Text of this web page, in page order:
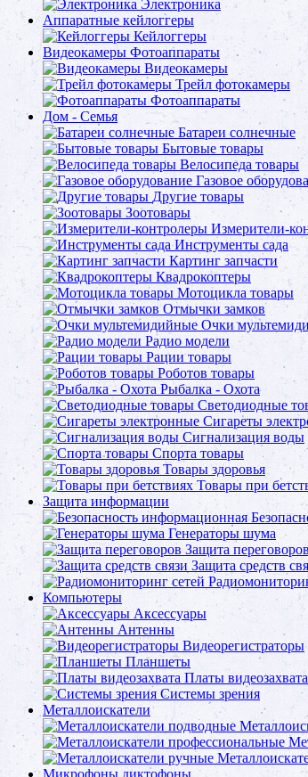
Электроника
Аппаратные кейлоггеры
Кейлоггеры
Видеокамеры Фотоаппараты
Видеокамеры
Трейл фотокамеры
Фотоаппараты
Дом - Семья
Батареи солнечные
Бытовые товары
Велосипеда товары
Газовое
Другие товары
Зоотовары
Измерители-
Инструменты сада
Картинг запчасти
Квадрокоптеры
Мотоцикла товары
Отмычки замков
Очки
Радио модели
Рации товары
Роботов товары
Рыбалка - Охота
Светодиодные
Сигареты
Сигнализация воды
Спорта товары
Товары здоровья
Товары при
Защита информации
Генераторы шума
Защита переговоров
Защита средств
Компьютеры
Аксессуары
Антенны
Видеорегистраторы
Планшеты
Платы видеозахвата
Системы зрения
Металлоискатели
Микрофоны диктофоны